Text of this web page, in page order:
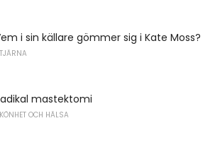
i sin källare gömmer sig i Kate Moss?
mastektomi
OCH HÄLSA